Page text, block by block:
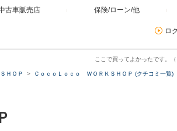
古車販売店 保険/ローン/他
ロ
ここで買ってよかったです。
ＨＯＰ
ＣｏｃｏＬｏｃｏ ＷＯＲＫＳＨＯＰ (クチコミ一覧)